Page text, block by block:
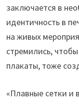
заключается в
идентичность в
на живых
стремились,
плакаты, тоже
«Плавные сетки и